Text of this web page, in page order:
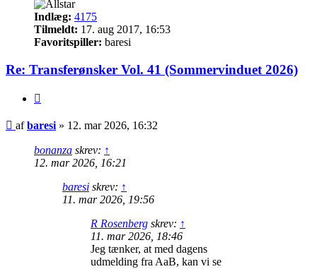
Indlæg: 4175
Tilmeldt: 17. aug 2017, 16:53
Favoritspiller: baresi
Re: Transferønsker Vol. 41 (Sommervinduet 2026)
Indlæg
afbaresi » 12. mar 2026, 16:32
bonanza skrev: ↑
12. mar 2026, 16:21
baresi skrev: ↑
11. mar 2026, 19:56
R Rosenberg skrev: ↑
11. mar 2026, 18:46
Jeg tænker, at med dagens
udmelding fra AaB, kan vi se